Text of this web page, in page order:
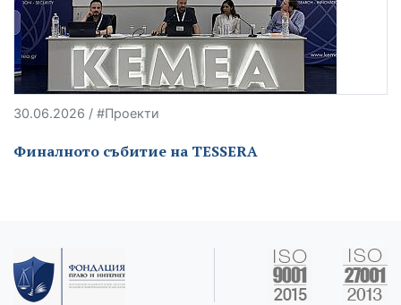
30.06.2026 / #Проекти
Финалното събитие на TESSERA